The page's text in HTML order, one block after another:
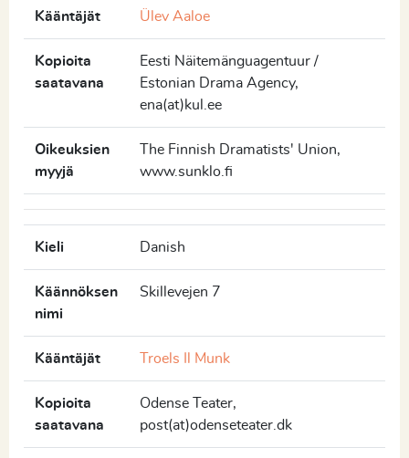
Kääntäjät Ülev Aaloe
Kopioita
saatavana
Eesti Näitemänguagentuur /
Estonian Drama Agency,
ena(at)kul.ee
Oikeuksien
myyjä
The Finnish Dramatists' Union,
www.sunklo.fi
Kieli Danish
Käännöksen
nimi
Skillevejen 7
Kääntäjät Troels Il Munk
Kopioita
saatavana
Odense Teater,
post(at)odenseteater.dk